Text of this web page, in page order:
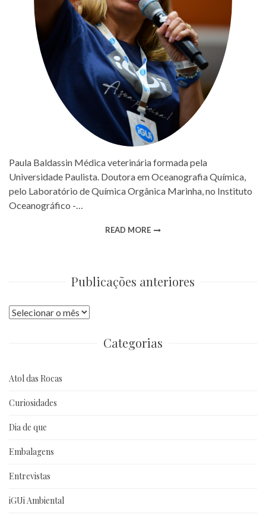
Paula Baldassin Médica veterinária formada pela
Universidade Paulista. Doutora em Oceanografia Química,
pelo Laboratório de Química Orgânica Marinha, no Instituto
Oceanográfico -…
READ MORE
Publicações anteriores
Publicações
Categorias
Atol das Rocas
Curiosidades
Dia de que
Embalagens
Entrevistas
iGUi Ambiental